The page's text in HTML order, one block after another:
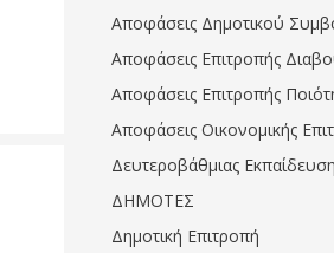
Αποφάσεις Δημοτικού
Αποφάσεις Επιτροπής
Αποφάσεις Επιτροπής
Αποφάσεις Οικονομικής
Δευτεροβάθμιας
ΔΗΜΟΤΕΣ
Δημοτική Επιτροπή